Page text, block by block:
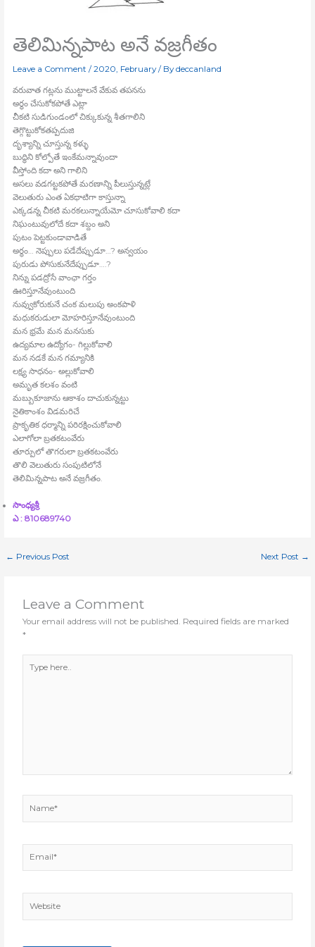
తెలిమిన్నపాట అనే వజ్రగీతం
Leave a Comment /2020, February/ Bydeccanland
వరువాత గట్లను ముట్టాలనే వేకువ తపనను
అర్థం చేసుకోకపోతే ఎట్లా
చీకటి సుడిగుండంలో చిక్కుకున్న శీతగాలిని
తెగ్గొట్టుకోకతప్పదుజి
దృశ్యాన్ని చూస్తున్న కళ్ళు
బుద్ధిని కోల్పోతే ఇంకేమన్నావుందా
వీస్తోంది కదా అని గాలిని
అసలు వడగట్టకపోతే మరణాన్ని పీలుస్తున్నట్లే
వెలుతురు ఎంత ఏకధాటిగా కాస్తున్నా
ఎక్కడన్న చీకటి మరకలున్నాయేమో చూసుకోవాలి కదా
నిఘంటువులోదే కదా శబ్దం అని
పుటం పెట్టకుండావాడితే
అర్థం… నెప్పులు పడేదేప్పుడూ…? అన్వయం
పురుడు పోసుకునేదేప్పుడూ….?
నిన్ను పడద్రోసే వాంఛా గర్తం
ఊరిస్తూనేవుంటుంది
నువ్వుకోరుకునే చంక మలుపు అంకపాళి
మధుకరుడులా మోహరిస్తూనేవుంటుంది
మన భ్రమే మన మనసుకు
ఉద్యమాల ఉద్యోగం- గిల్లుకోవాలి
మన నడకే మన గమ్యానికి
లక్ష్య సాధనం- అల్లుకోవాలి
అమృత కలశం వంటి
మబ్బుకూజాను ఆకాశం దాచుకున్నట్టు
నైతికాంశం విడమరిచే
ప్రాకృతిక ధర్మాన్ని పరిరక్షించుకోవాలి
ఎలాగోలా బ్రతకటంవేరు
తూర్పులో తొగరులా బ్రతకటంవేరు
తొలి వెలుతురు సంపుటిలోనే
తెలిమిన్నపాట అనే వజ్రగీతం.
సాంధ్యశ్రీ
ఎ : 810689740
← Previous Post Next Post →
Leave a Comment
Your email address will not be published. Required fields are marked
*
here..